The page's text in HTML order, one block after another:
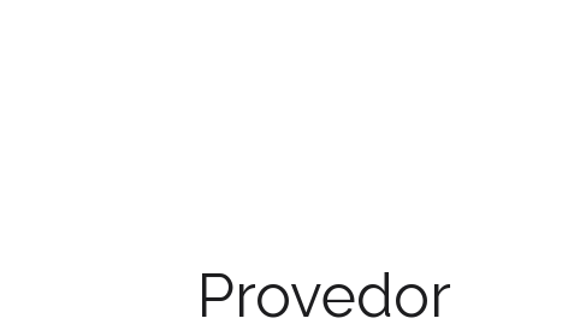
Provedor